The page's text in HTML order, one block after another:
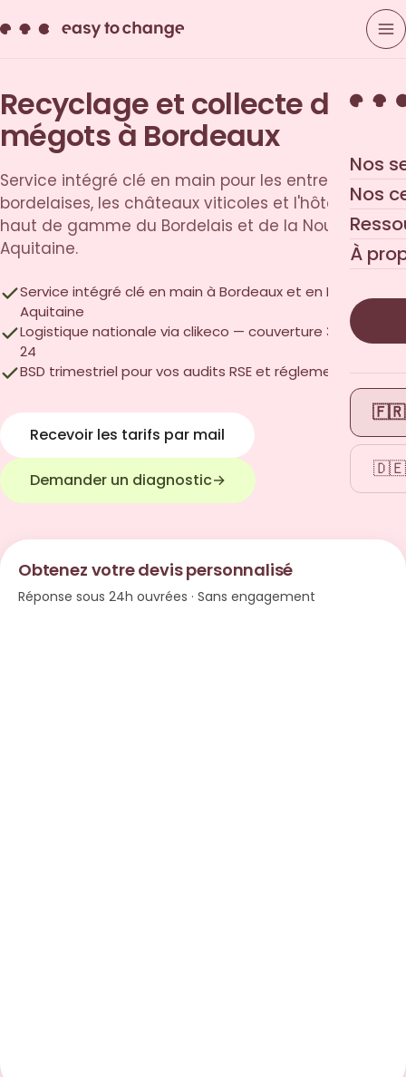
Nos
Nos
À
🇫🇷
🇩🇪
Recyclage et collecte des
mégots à Bordeaux
Service intégré clé en main pour les entreprises
bordelaises, les châteaux viticoles et l'hôtellerie
haut de gamme du Bordelais et de la Nouvelle-
Aquitaine.
Service intégré clé en main à Bordeaux et en Nouvelle-
Aquitaine
Logistique nationale via clikeco — couverture 33, 40, 47,
24
BSD trimestriel pour vos audits RSE et réglementaires
Recevoir les tarifs par mail
Demander un diagnostic→
Obtenez votre devis personnalisé
Réponse sous 24h ouvrées · Sans engagement